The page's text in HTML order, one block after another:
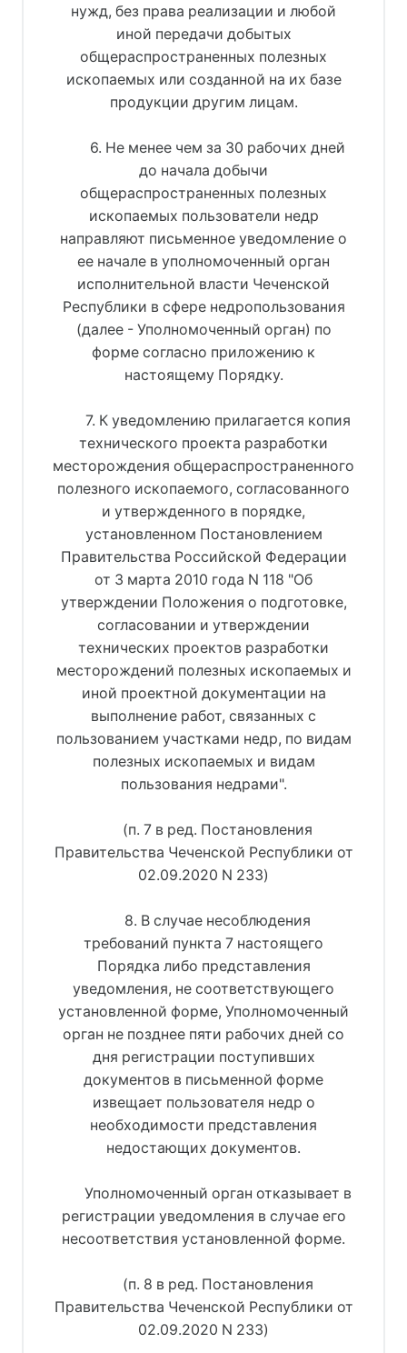
нужд, без права реализации и любой
иной передачи добытых
общераспространенных полезных
ископаемых или созданной на их базе
продукции другим лицам.
6. Не менее чем за 30 рабочих дней
до начала добычи
общераспространенных полезных
ископаемых пользователи недр
направляют письменное уведомление о
ее начале в уполномоченный орган
исполнительной власти Чеченской
Республики в сфере недропользования
(далее - Уполномоченный орган) по
форме согласно приложению к
настоящему Порядку.
7. К уведомлению прилагается копия
технического проекта разработки
месторождения общераспространенного
полезного ископаемого, согласованного
и утвержденного в порядке,
установленном Постановлением
Правительства Российской Федерации
от 3 марта 2010 года N 118 "Об
утверждении Положения о подготовке,
согласовании и утверждении
технических проектов разработки
месторождений полезных ископаемых и
иной проектной документации на
выполнение работ, связанных с
пользованием участками недр, по видам
полезных ископаемых и видам
пользования недрами".
(п. 7 в ред. Постановления
Правительства Чеченской Республики от
02.09.2020 N 233)
8. В случае несоблюдения
требований пункта 7 настоящего
Порядка либо представления
уведомления, не соответствующего
установленной форме, Уполномоченный
орган не позднее пяти рабочих дней со
дня регистрации поступивших
документов в письменной форме
извещает пользователя недр о
необходимости представления
недостающих документов.
Уполномоченный орган отказывает в
регистрации уведомления в случае его
несоответствия установленной форме.
(п. 8 в ред. Постановления
Правительства Чеченской Республики от
02.09.2020 N 233)